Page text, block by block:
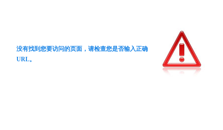
没有找到您要访问的页面，请检查您是否输入正确
URL。